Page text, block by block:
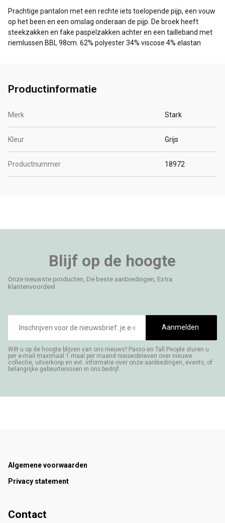
Prachtige pantalon met een rechte iets toelopende pijp, een vouw
op het been en een omslag onderaan de pijp. De broek heeft
steekzakken en fake paspelzakken achter en een tailleband met
riemlussen BBL 98cm. 62% polyester 34% viscose 4% elastan
Productinformatie
Merk Stark
Kleur Grijs
Productnummer 18972
Blijf op de hoogte
Onze nieuwste producten, De beste aanbiedingen, Extra
klantenvoordeel
mailadres
Aanmelden
Wilt u op de hoogte blijven van ons nieuws? Passo en Tall People sturen u
per e-mail maximaal 1 maal per maand nieuwsbrieven over nieuwe
collectie, uitverkoop en evt. informatie over onze aanbiedingen, events, of
belangrijke gebeurtenissen in ons bedrijf.
Footer
Algemene voorwaarden
Privacy statement
Contact